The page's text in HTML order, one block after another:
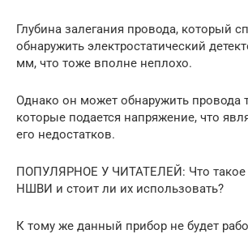
Глубина залегания провода, который
обнаружить электростатический
мм, что тоже вполне неплохо.
Однако он может обнаружить провода
которые подается напряжение, что
его недостатков.
ПОПУЛЯРНОЕ У ЧИТАТЕЛЕЙ: Что такое
НШВИ и стоит ли их использовать?
К тому же данный прибор не будет